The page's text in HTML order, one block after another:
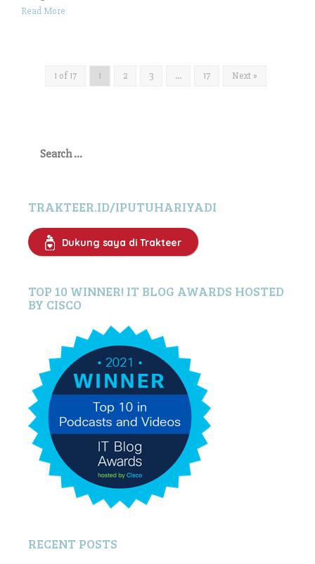
Read More
1 of 17 1 2 3 … 17 Next »
for:
TRAKTEER.ID/IPUTUHARIYADI
Dukung saya di Trakteer
TOP 10 WINNER! IT BLOG AWARDS HOSTED
BY CISCO
RECENT POSTS